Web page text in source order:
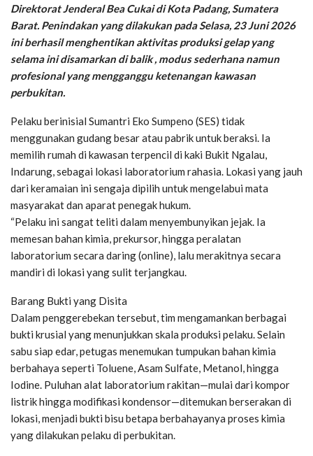
Direktorat Jenderal Bea Cukai di Kota Padang, Sumatera
Barat. Penindakan yang dilakukan pada Selasa, 23 Juni 2026
ini berhasil menghentikan aktivitas produksi gelap yang
selama ini disamarkan di balik , modus sederhana namun
profesional yang mengganggu ketenangan kawasan
perbukitan.
Pelaku berinisial Sumantri Eko Sumpeno (SES) tidak
menggunakan gudang besar atau pabrik untuk beraksi. Ia
memilih rumah di kawasan terpencil di kaki Bukit Ngalau,
Indarung, sebagai lokasi laboratorium rahasia. Lokasi yang jauh
dari keramaian ini sengaja dipilih untuk mengelabui mata
masyarakat dan aparat penegak hukum.
“Pelaku ini sangat teliti dalam menyembunyikan jejak. Ia
memesan bahan kimia, prekursor, hingga peralatan
laboratorium secara daring (online), lalu merakitnya secara
mandiri di lokasi yang sulit terjangkau.
Barang Bukti yang Disita
Dalam penggerebekan tersebut, tim mengamankan berbagai
bukti krusial yang menunjukkan skala produksi pelaku. Selain
sabu siap edar, petugas menemukan tumpukan bahan kimia
berbahaya seperti Toluene, Asam Sulfate, Metanol, hingga
Iodine. Puluhan alat laboratorium rakitan—mulai dari kompor
listrik hingga modifikasi kondensor—ditemukan berserakan di
lokasi, menjadi bukti bisu betapa berbahayanya proses kimia
yang dilakukan pelaku di perbukitan.